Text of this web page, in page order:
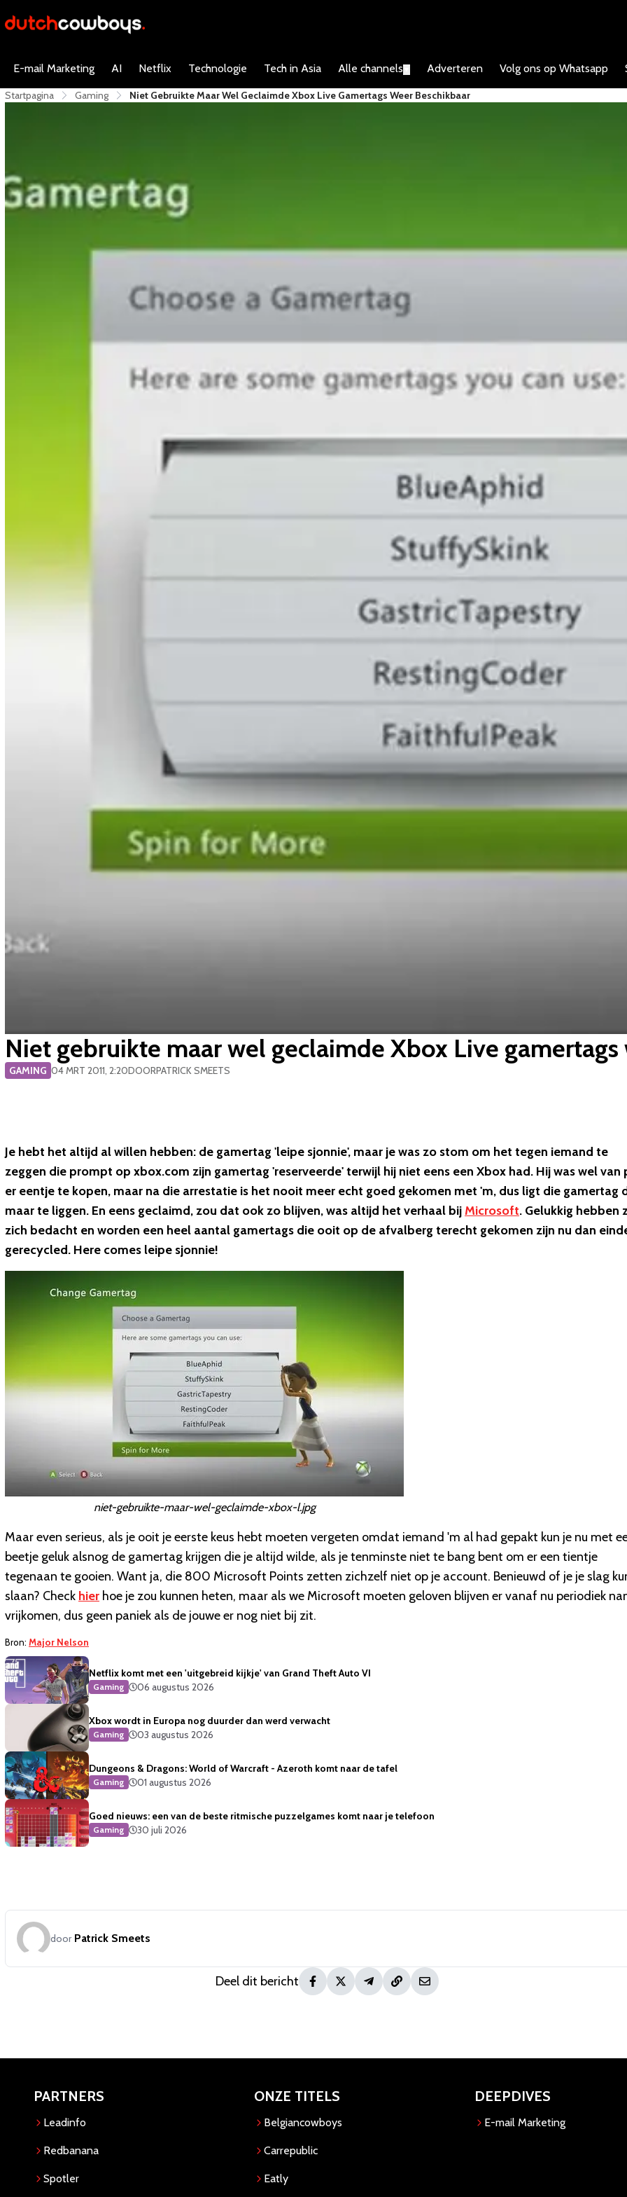
E-mail Marketing AI Netflix Technologie Tech in Asia Alle channels Adverteren Volg ons op Whatsapp
Startpagina Gaming Niet Gebruikte Maar Wel Geclaimde Xbox Live Gamertags Weer Beschikbaar
Niet gebruikte maar wel geclaimde Xbox Live gamertags
GAMING 04 MRT 2011, 2:20DOORPATRICK SMEETS
Je hebt het altijd al willen hebben: de gamertag 'leipe sjonnie', maar je was zo stom om het tegen iemand te
zeggen die prompt op xbox.com zijn gamertag 'reserveerde' terwijl hij niet eens een Xbox had. Hij was wel van
er eentje te kopen, maar na die arrestatie is het nooit meer echt goed gekomen met 'm, dus ligt die gamertag
maar te liggen. En eens geclaimd, zou dat ook zo blijven, was altijd het verhaal bijMicrosoft. Gelukkig hebben
zich bedacht en worden een heel aantal gamertags die ooit op de afvalberg terecht gekomen zijn nu dan
gerecycled. Here comes leipe sjonnie!
niet-gebruikte-maar-wel-geclaimde-xbox-l.jpg
Maar even serieus, als je ooit je eerste keus hebt moeten vergeten omdat iemand 'm al had gepakt kun je nu met
beetje geluk alsnog de gamertag krijgen die je altijd wilde, als je tenminste niet te bang bent om er een tientje
tegenaan te gooien. Want ja, die 800 Microsoft Points zetten zichzelf niet op je account. Benieuwd of je je slag
slaan? Check hier hoe je zou kunnen heten, maar als we Microsoft moeten geloven blijven er vanaf nu periodiek
vrijkomen, dus geen paniek als de jouwe er nog niet bij zit.
Bron: Major Nelson
Netflix komt met een 'uitgebreid kijkje' van Grand Theft Auto VI
Gaming 06 augustus 2026
Xbox wordt in Europa nog duurder dan werd verwacht
Gaming 03 augustus 2026
Dungeons & Dragons: World of Warcraft - Azeroth komt naar de tafel
Gaming 01 augustus 2026
Goed nieuws: een van de beste ritmische puzzelgames komt naar je telefoon
Gaming 30 juli 2026
door Patrick Smeets
Deel dit bericht
PARTNERS
Leadinfo
Redbanana
Spotler
ONZE TITELS
Belgiancowboys
Carrepublic
Eatly
DEEPDIVES
E-mail Marketing